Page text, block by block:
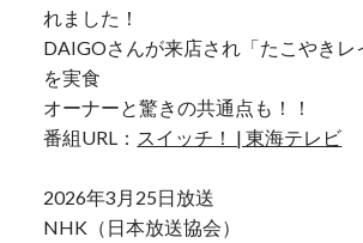
れました！
DAIGOさんが来店され「たこやきレ
を実食
オーナーと驚きの共通点も！！
番組URL： スイッチ！ | 東海テレビ
2026年3月25日放送
NHK（日本放送協会）